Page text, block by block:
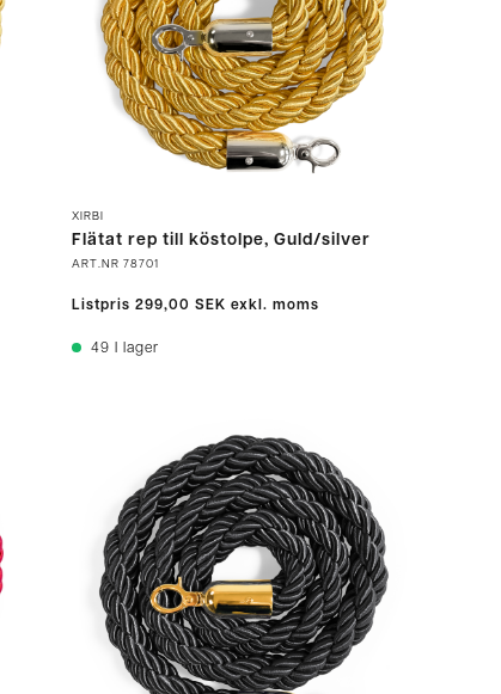
XIRBI
Flätat rep till köstolpe, Guld/silver
ART.NR 78701
Listpris 299,00 SEK exkl. moms
49 I lager